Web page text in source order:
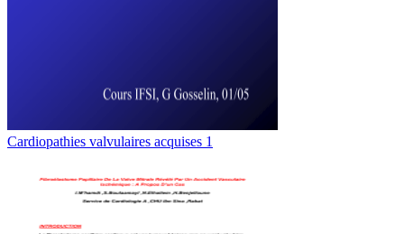
Cardiopathies valvulaires acquises 1